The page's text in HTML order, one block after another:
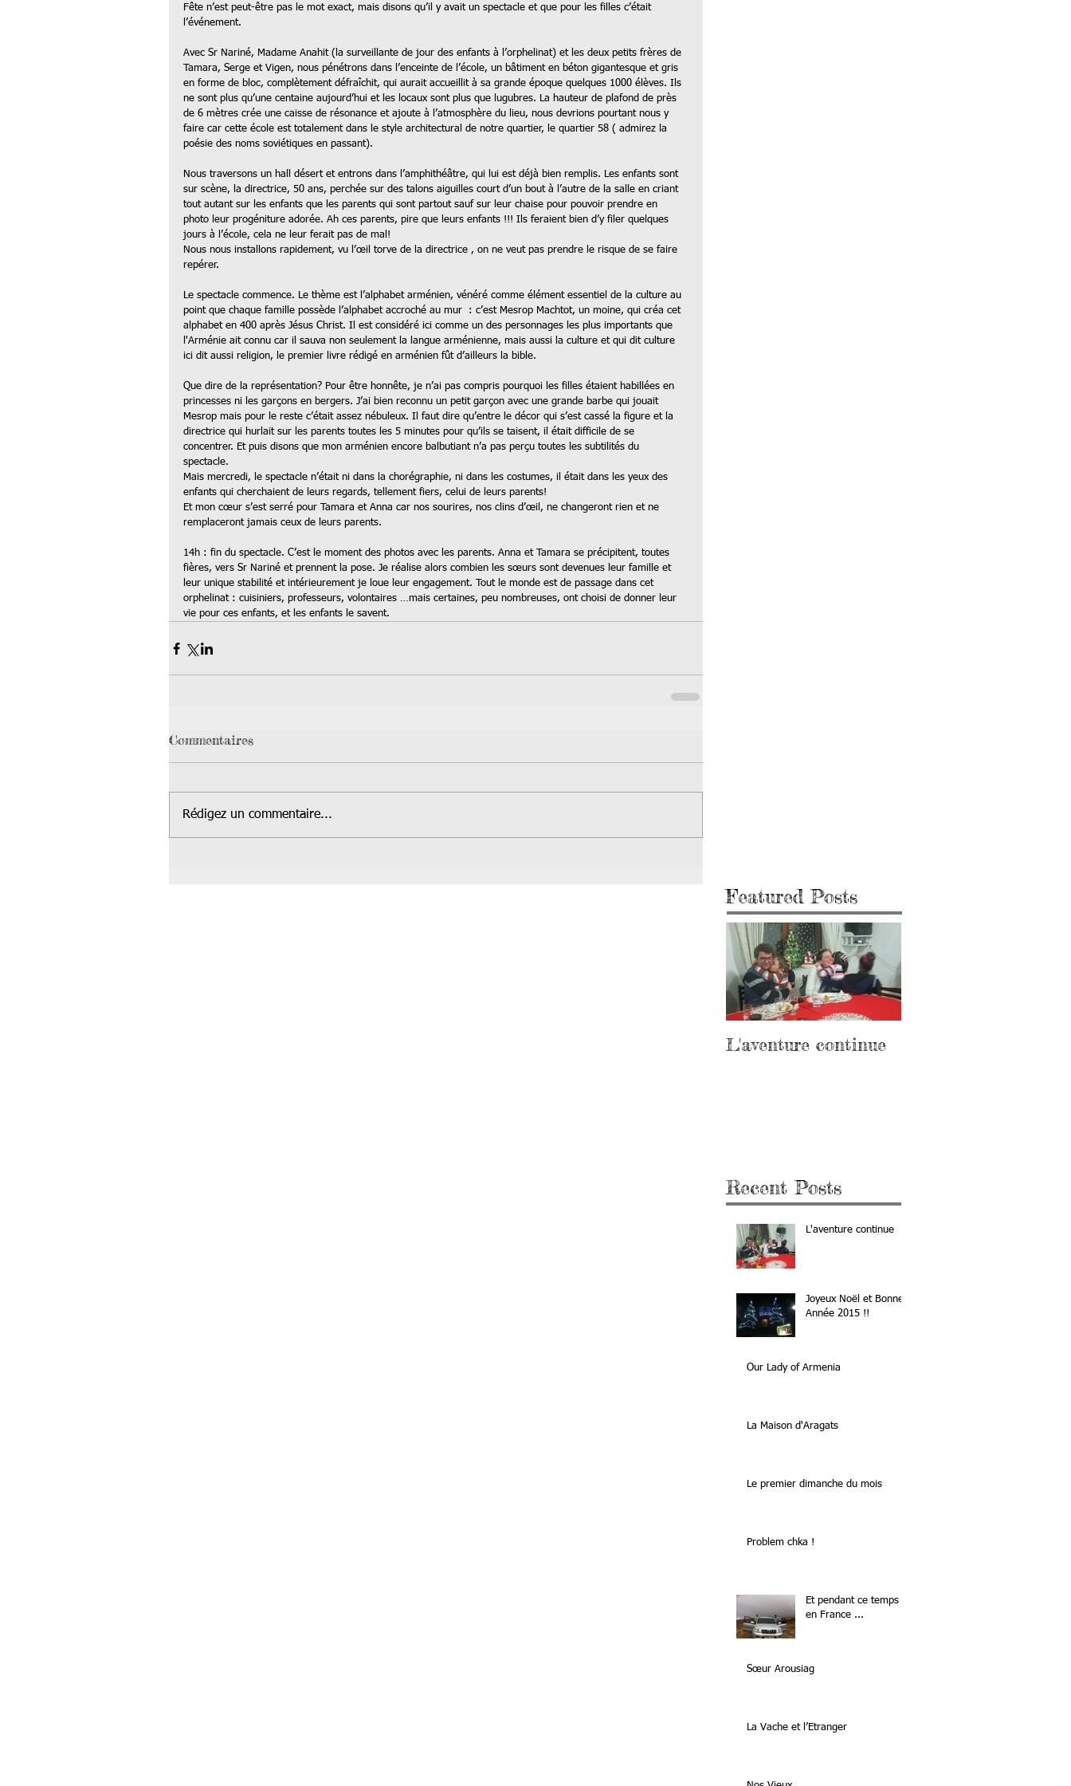
Fête n’est peut-être pas le mot exact, mais disons qu’il y avait un spectacle et que pour les filles c’était
l’événement.
Avec Sr Nariné, Madame Anahit (la surveillante de jour des enfants à l’orphelinat) et les deux petits frères de
Tamara, Serge et Vigen, nous pénétrons dans l’enceinte de l’école, un bâtiment en béton gigantesque et gris
en forme de bloc, complètement défraîchit, qui aurait accueillit à sa grande époque quelques 1000 élèves. Ils
ne sont plus qu’une centaine aujourd’hui et les locaux sont plus que lugubres. La hauteur de plafond de près
de 6 mètres crée une caisse de résonance et ajoute à l’atmosphère du lieu, nous devrions pourtant nous y
faire car cette école est totalement dans le style architectural de notre quartier, le quartier 58 ( admirez la
poésie des noms soviétiques en passant).
Nous traversons un hall désert et entrons dans l’amphithéâtre, qui lui est déjà bien remplis. Les enfants sont
sur scène, la directrice, 50 ans, perchée sur des talons aiguilles court d’un bout à l’autre de la salle en criant
tout autant sur les enfants que les parents qui sont partout sauf sur leur chaise pour pouvoir prendre en
photo leur progéniture adorée. Ah ces parents, pire que leurs enfants !!! Ils feraient bien d’y filer quelques
jours à l’école, cela ne leur ferait pas de mal!
Nous nous installons rapidement, vu l’œil torve de la directrice , on ne veut pas prendre le risque de se faire
repérer.
Le spectacle commence. Le thème est l’alphabet arménien, vénéré comme élément essentiel de la culture au
point que chaque famille possède l’alphabet accroché au mur  : c’est Mesrop Machtot, un moine, qui créa cet
alphabet en 400 après Jésus Christ. Il est considéré ici comme un des personnages les plus importants que
l'Arménie ait connu car il sauva non seulement la langue arménienne, mais aussi la culture et qui dit culture
ici dit aussi religion, le premier livre rédigé en arménien fût d’ailleurs la bible.
Que dire de la représentation? Pour être honnête, je n’ai pas compris pourquoi les filles étaient habillées en
princesses ni les garçons en bergers. J’ai bien reconnu un petit garçon avec une grande barbe qui jouait
Mesrop mais pour le reste c’était assez nébuleux. Il faut dire qu’entre le décor qui s’est cassé la figure et la
directrice qui hurlait sur les parents toutes les 5 minutes pour qu’ils se taisent, il était difficile de se
concentrer. Et puis disons que mon arménien encore balbutiant n’a pas perçu toutes les subtilités du
spectacle.
Mais mercredi, le spectacle n’était ni dans la chorégraphie, ni dans les costumes, il était dans les yeux des
enfants qui cherchaient de leurs regards, tellement fiers, celui de leurs parents!
Et mon cœur s’est serré pour Tamara et Anna car nos sourires, nos clins d’œil, ne changeront rien et ne
remplaceront jamais ceux de leurs parents.
14h : fin du spectacle. C’est le moment des photos avec les parents. Anna et Tamara se précipitent, toutes
fières, vers Sr Nariné et prennent la pose. Je réalise alors combien les sœurs sont devenues leur famille et
leur unique stabilité et intérieurement je loue leur engagement. Tout le monde est de passage dans cet
orphelinat : cuisiniers, professeurs, volontaires …mais certaines, peu nombreuses, ont choisi de donner leur
vie pour ces enfants, et les enfants le savent.
Commentaires
Rédigez un commentaire...
Featured Posts
L'aventure continue
Recent Posts
L'aventure continue
Joyeux Noël et Bonne
Année 2015 !!
Our Lady of Armenia
La Maison d'Aragats
Le premier dimanche du mois
Problem chka !
Et pendant ce temps là
en France ...
Sœur Arousiag
La Vache et l’Etranger